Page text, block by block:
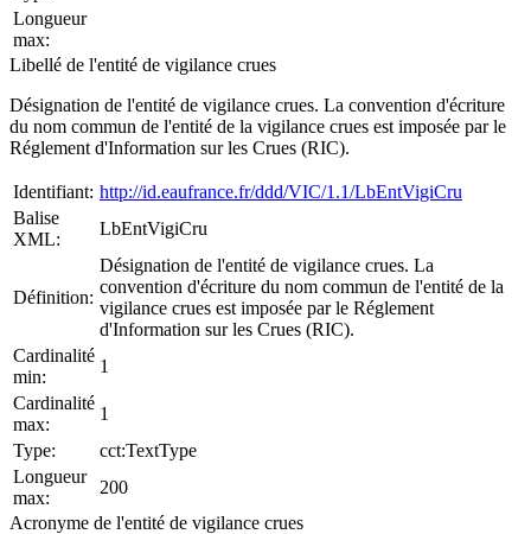
Longueur
max:
Libellé de l'entité de vigilance crues
Désignation de l'entité de vigilance crues. La convention d'écriture
du nom commun de l'entité de la vigilance crues est imposée par le
Réglement d'Information sur les Crues (RIC).
Identifiant: http://id.eaufrance.fr/ddd/VIC/1.1/LbEntVigiCru
Balise
XML:
LbEntVigiCru
Définition:
Désignation de l'entité de vigilance crues. La
convention d'écriture du nom commun de l'entité de la
vigilance crues est imposée par le Réglement
d'Information sur les Crues (RIC).
Cardinalité
min:
1
Cardinalité
max:
1
Type:
cct:TextType
Longueur
max:
200
Acronyme de l'entité de vigilance crues